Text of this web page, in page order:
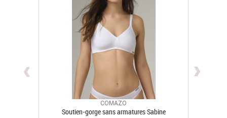
COMAZO
Soutien-gorge sans armatures Sabine